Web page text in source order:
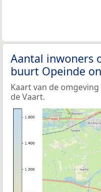
Aantal inwoners
buurt Opeinde
Kaart van de
de Vaart.